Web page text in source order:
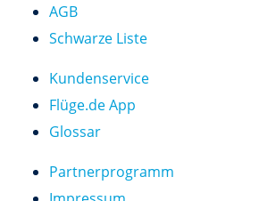
AGB
Schwarze Liste
Kundenservice
Flüge.de App
Glossar
Partnerprogramm